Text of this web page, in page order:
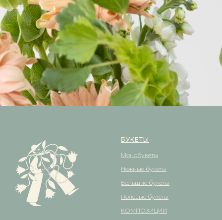
БУКЕТЫ
Монобукеты
Нежные букеты
Большие букеты
Полевые букеты
КОМПОЗИЦИИ